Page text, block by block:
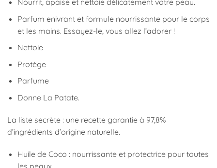
Nourrit, apaise et nettoie délicatement votre peau.
Parfum enivrant et formule nourrissante pour le corps
et les mains. Essayez-le, vous allez l’adorer !
Nettoie
Protège
Parfume
Donne La Patate.
La liste secrète : une recette garantie à 97,8%
d’ingrédients d’origine naturelle.
Huile de Coco : nourrissante et protectrice pour toutes
les peaux.